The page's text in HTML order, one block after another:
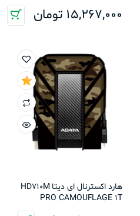
15,267,000 تومان
هارد اکسترنال ای دیتا HD710M
PRO CAMOUFLAGE 1T